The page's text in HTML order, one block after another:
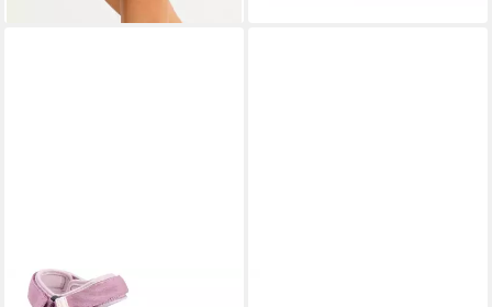
MCKINLEY Mojave